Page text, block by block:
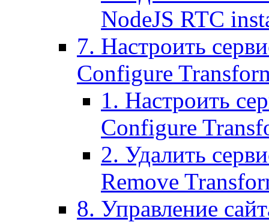
NodeJS RTC
7. Настроить
Configure
1. Настроить
Configure
2. Удалить
Remove
8. Управление